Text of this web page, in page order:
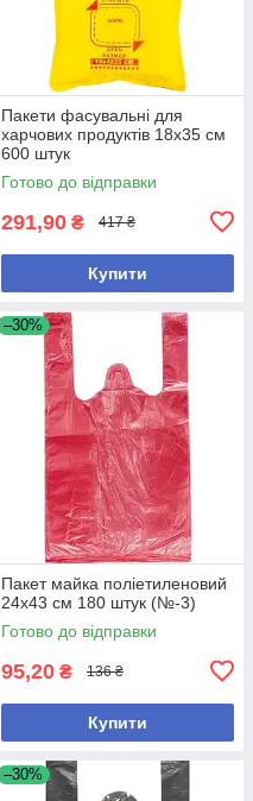
Пакети фасувальні для
харчових продуктів 18х35 см
600 штук
Готово до відправки
291,90 ₴ 417 ₴
Купити
–30%
Пакет майка поліетиленовий
24х43 см 180 штук (№-3)
Готово до відправки
95,20 ₴ 136 ₴
Купити
–30%